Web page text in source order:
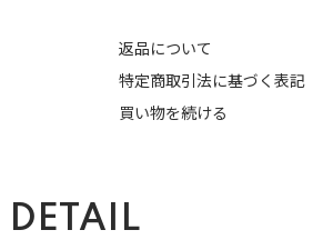
返品について
特定商取引法に基づく表記
買い物を続ける
DETAIL